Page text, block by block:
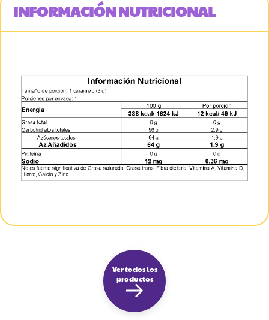
INFORMACIÓN NUTRICIONAL
Ver todos los
productos